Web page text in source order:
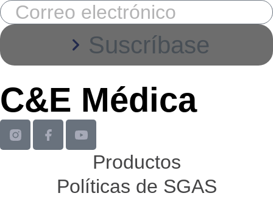
Suscríbase
C&E Médica
Productos
Políticas de SGAS